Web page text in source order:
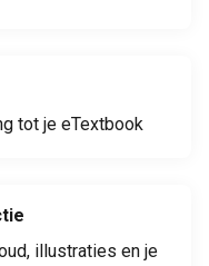
tot je eTextbook
illustraties en je